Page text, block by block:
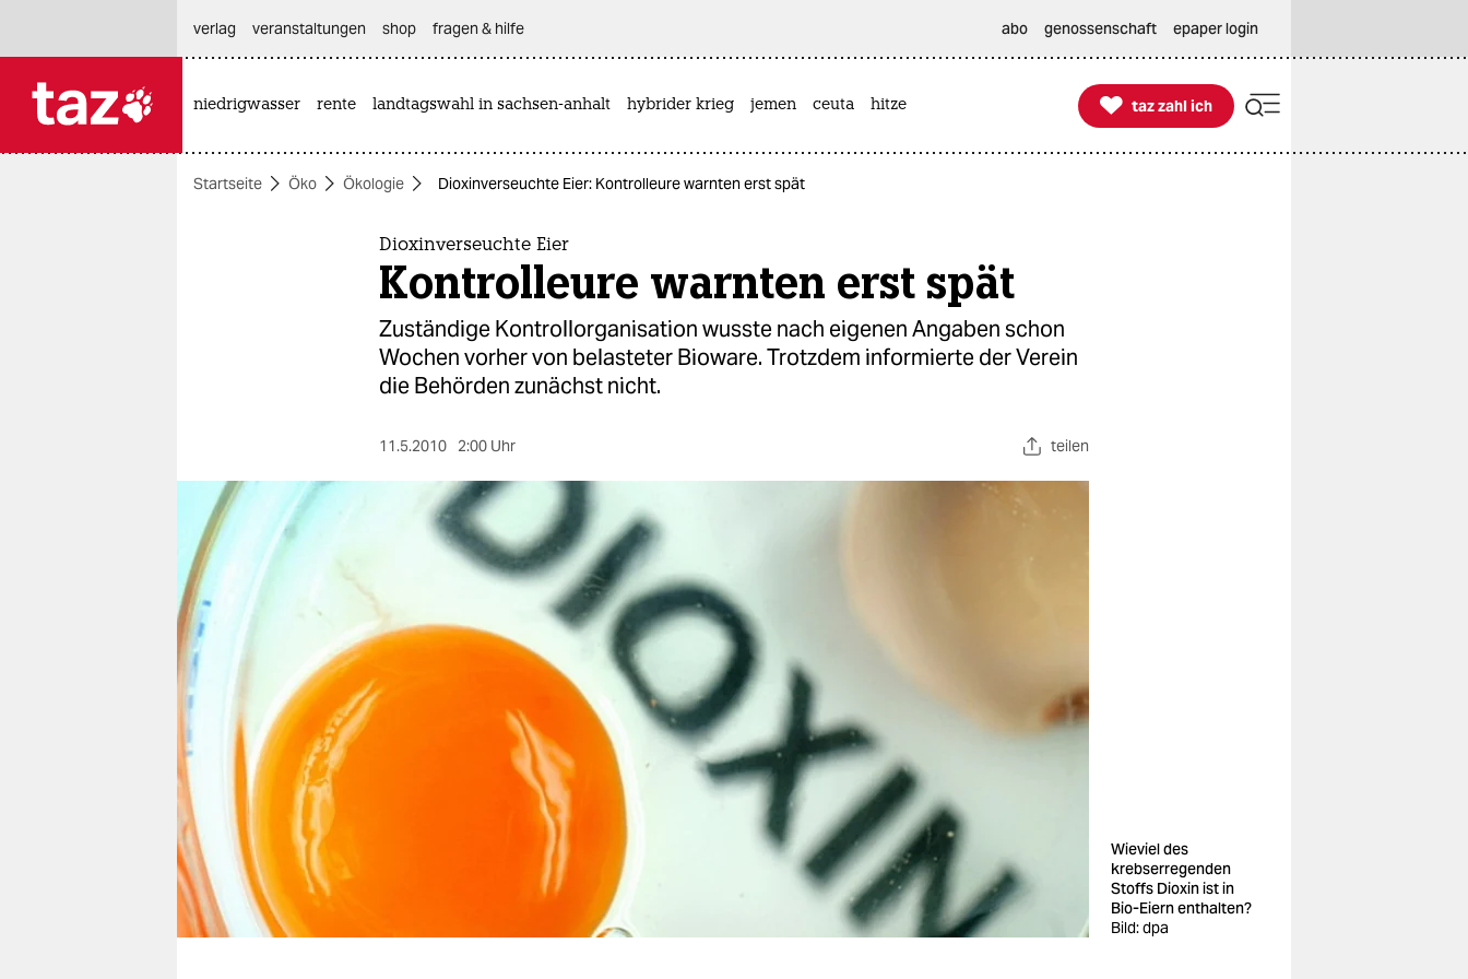
themen
berlin
nord
wahrheit
verlag
verlag
veranstaltungen
fragen & hilfe
unterstützen
abo
genossenschaft
verlag
veranstaltungen shop fragen & hilfe abo genossenschaft epaper login
niedrigwasser rente landtagswahl in sachsen-anhalt hybrider krieg jemen ceuta hitze 
taz zahl ich
taz zahl ich
Startseite Öko Ökologie Dioxinverseuchte Eier: Kontrolleure warnten erst spät
Dioxinverseuchte Eier
Kontrolleure warnten erst spät
Zuständige Kontrollorganisation wusste nach eigenen Angaben schon
Wochen vorher von belasteter Bioware. Trotzdem informierte der Verein
die Behörden zunächst nicht.
11.5.2010 2:00 Uhr teilen
Wieviel des
krebserregenden
Stoffs Dioxin ist in
Bio-Eiern enthalten?
Bild: dpa